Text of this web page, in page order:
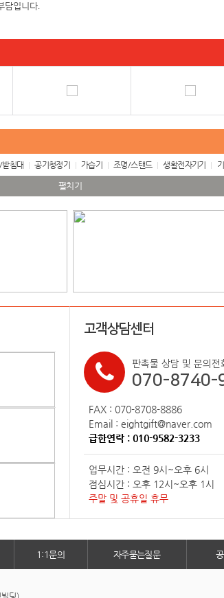
담입니다.
받침대 공기청정기 가습기 조명/스탠드 생활전자기기
펼치기
고객상담센터
판촉물 상담 및 문의전
070-8740-
FAX : 070-8708-8886
Email : eightgift@naver.com
급한연락 : 010-9582-3233
업무시간 : 오전 9시~오후 6시
점심시간 : 오후 12시~오후 1시
주말 및 공휴일 휴무
1:1문의 자주묻는질문
딩)